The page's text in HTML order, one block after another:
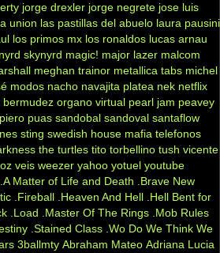
jorge drexler jorge negrete jose luis
union las pastillas del abuelo laura pausini
los primos mx los ronaldos lucas arnau
skynyrd magic! major lazer malcom
meghan trainor metallica tabs michel
modos nacho navajita platea nek netflix
bermudez organo virtual pearl jam peavey
piero puas sandobal sandoval santaflow
sting swedish house mafia telefonos
the turtles tito torbellino tush vicente
veis weezer yahoo yotuel youtube
.A Matter of Life and Death
.Brave New
.Fireball .Heaven And Hell .Hell Bent for
.Load .Master Of The Rings .Mob Rules
.Stained Class .Wo Do We Think We
3ballmty Abraham Mateo Adriana Lucia